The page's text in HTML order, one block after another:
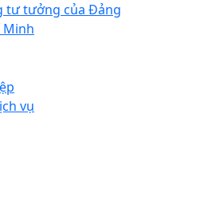
tư tưởng của Đảng
Minh
vụ